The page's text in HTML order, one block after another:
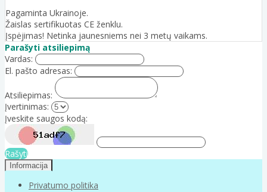
Pagaminta Ukrainoje.
Žaislas sertifikuotas CE ženklu.
Įspėjimas! Netinka jaunesniems nei 3 metų vaikams.
Parašyti atsiliepimą
Vardas:
El. pašto adresas:
Atsiliepimas:
Įvertinimas:
Įveskite saugos kodą:
Rašyti
Informacija
Privatumo politika